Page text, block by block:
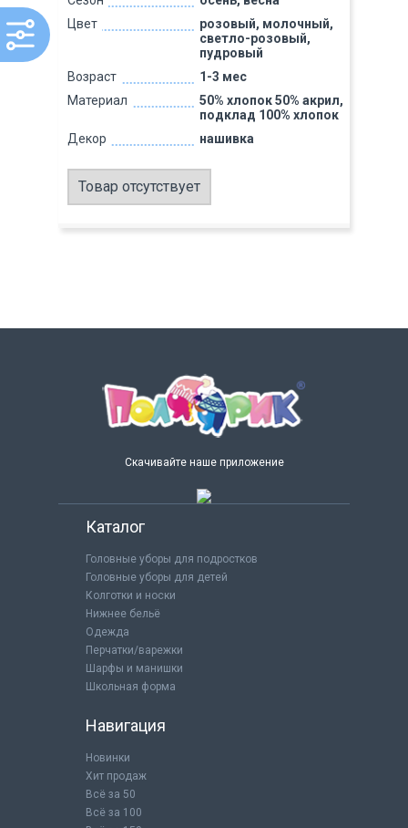
Цвет
розовый, молочный,
светло-розовый,
пудровый
Возраст
1-3 мес
Материал
50% хлопок 50% акрил,
подклад 100% хлопок
Декор
нашивка
Товар отсутствует
Скачивайте наше приложение
Каталог
Головные уборы для подростков
Головные уборы для детей
Колготки и носки
Нижнее бельё
Одежда
Перчатки/варежки
Шарфы и манишки
Школьная форма
Навигация
Новинки
Хит продаж
Всё за 50
Всё за 100